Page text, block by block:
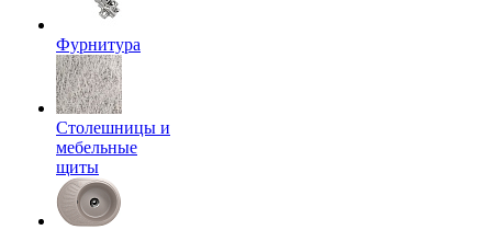
Фурнитура
Столешницы и
мебельные
щиты